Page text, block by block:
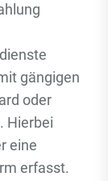
gängigen
oder
Hierbei
eine
erfasst.